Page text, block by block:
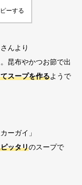
ーする
んより
昆布やかつお節で出
スープを作るようで
ーガイ」
ッタリのスープで